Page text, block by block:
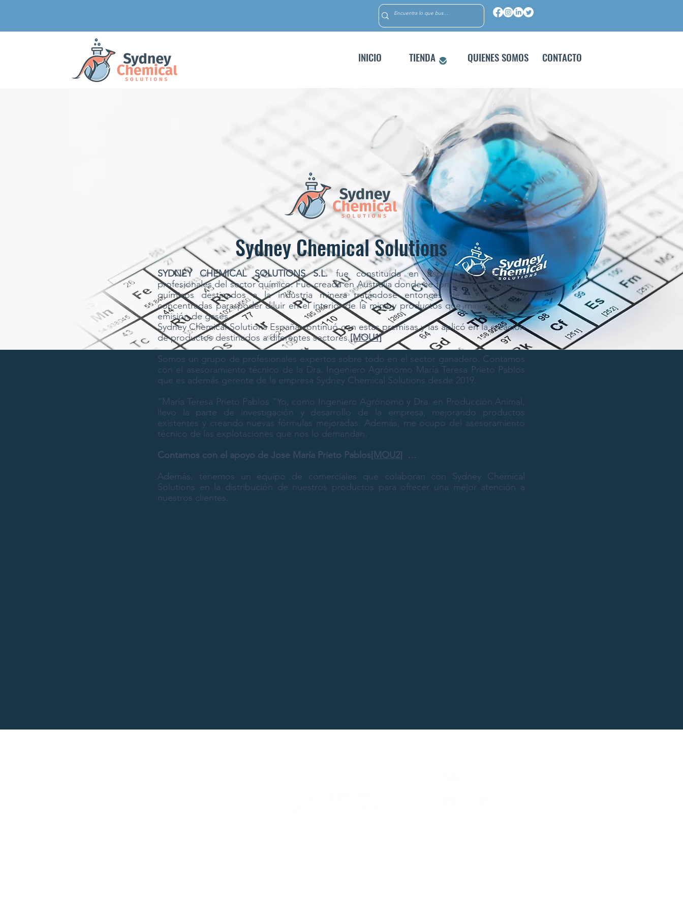
INICIO TIENDA QUIENES SOMOS CONTACTO
Sydney Chemical Solutions
SYDNEY CHEMICAL SOLUTIONS S.L.fue constituida en España en 1997, por
profesionales del sector químico. Fue creada en Australia donde se formularon productos
químicos destinados a la industria minera tratándose entonces de fórmulas muy
concentradas para poder diluir en el interior de la mina y productos que minimizaban la
emisión de gases.
Sydney Chemical Solutions España continuó con estas premisas y las aplicó en la creación
de productos destinados a diferentes sectores.[MOU1]
Somos un grupo de profesionales expertos sobre todo en el sector ganadero. Contamos
con el asesoramiento técnico de la Dra. Ingeniero Agrónomo María Teresa Prieto Pablos
que es además gerente de la empresa Sydney Chemical Solutions desde 2019.
“María Teresa Prieto Pablos “Yo, como Ingeniero Agrónomo y Dra. en Producción Animal,
llevo la parte de investigación y desarrollo de la empresa, mejorando productos
existentes y creando nuevas fórmulas mejoradas. Además, me ocupo del asesoramiento
técnico de las explotaciones que nos lo demandan.
Contamos con el apoyo de Jose María Prieto Pablos[MOU2]
…
Además, tenemos un equipo de comerciales que colaboran con Sydney Chemical
Solutions en la distribución de nuestros productos para ofrecer una mejor atención a
nuestros clientes.